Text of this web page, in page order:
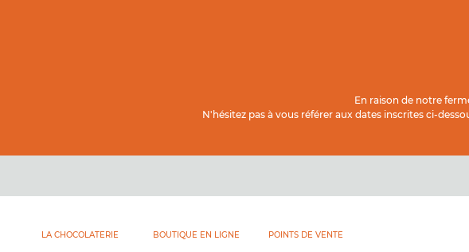
En raison de notre
N'hésitez pas à vous référer aux dates inscrites ci-
LA CHOCOLATERIE BOUTIQUE EN LIGNE POINTS DE VENTE